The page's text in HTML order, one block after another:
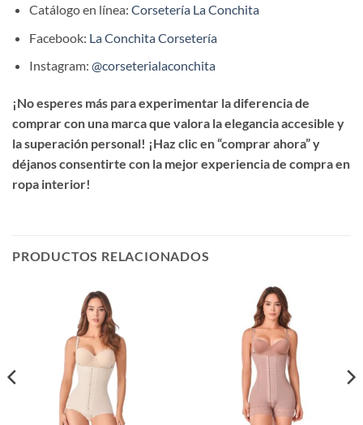
Catálogo en línea: Corsetería La Conchita
Facebook: La Conchita Corsetería
Instagram: @corseterialaconchita
¡No esperes más para experimentar la diferencia de
comprar con una marca que valora la elegancia accesible y
la superación personal! ¡Haz clic en “comprar ahora” y
déjanos consentirte con la mejor experiencia de compra en
ropa interior!
PRODUCTOS RELACIONADOS